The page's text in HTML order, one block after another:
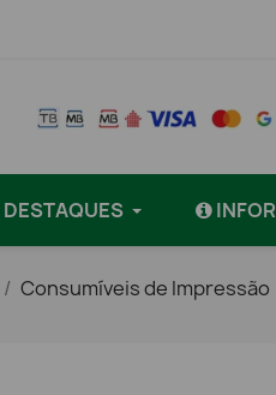
DESTAQUES
Consumíveis de Impressão